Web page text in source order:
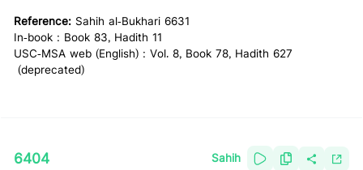
Reference: Sahih al-Bukhari 6631
In-book : Book 83, Hadith 11
USC-MSA web (English) : Vol. 8, Book 78, Hadith 627
(deprecated)
6404 Sahih